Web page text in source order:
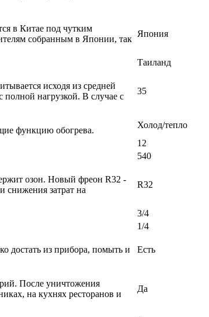
в Китае под чутким
собранным в Японии, так
Япония
Таиланд
исходя из средней
нагрузкой. В случае с
35
функцию обогрева.
Холод/тепло
12
540
озон. Новый фреон R32 -
снижения затрат на
R32
3/4
1/4
достать из прибора, помыть и
Есть
После уничтожения
на кухнях ресторанов и
Да